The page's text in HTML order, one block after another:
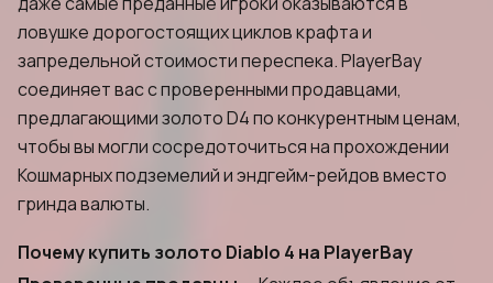
ловушке дорогостоящих циклов крафта и
запредельной стоимости переспека. PlayerBay
соединяет вас с проверенными продавцами,
предлагающими золото D4 по конкурентным ценам,
чтобы вы могли сосредоточиться на прохождении
Кошмарных подземелий и эндгейм-рейдов вместо
гринда валюты.
Почему купить золото Diablo 4 на PlayerBay